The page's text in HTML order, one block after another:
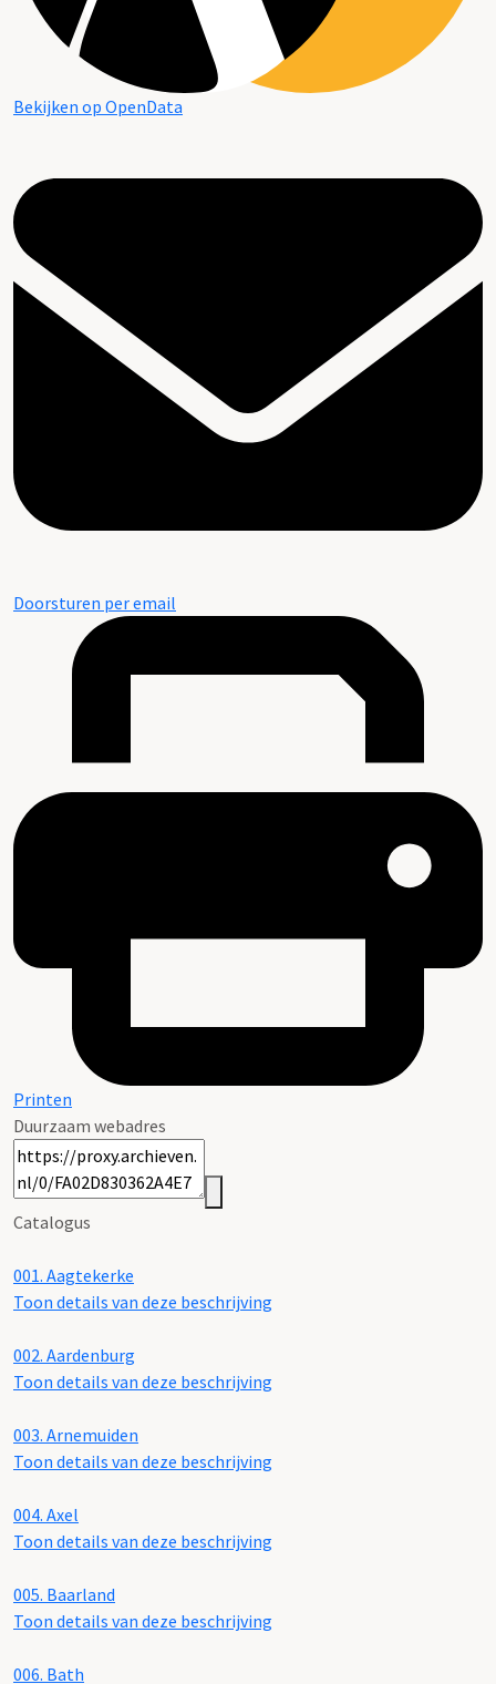
Bekijken op OpenData
Doorsturen per email
Printen
Duurzaam webadres
Catalogus
001. Aagtekerke
Toon details van deze beschrijving
002. Aardenburg
Toon details van deze beschrijving
003. Arnemuiden
Toon details van deze beschrijving
004. Axel
Toon details van deze beschrijving
005. Baarland
Toon details van deze beschrijving
006. Bath